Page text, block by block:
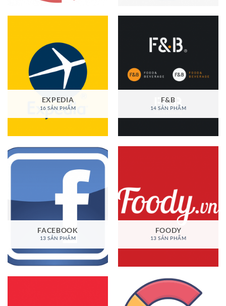
EXPEDIA
16 SẢN PHẨM
F&B
14 SẢN PHẨM
FACEBOOK
13 SẢN PHẨM
FOODY
13 SẢN PHẨM